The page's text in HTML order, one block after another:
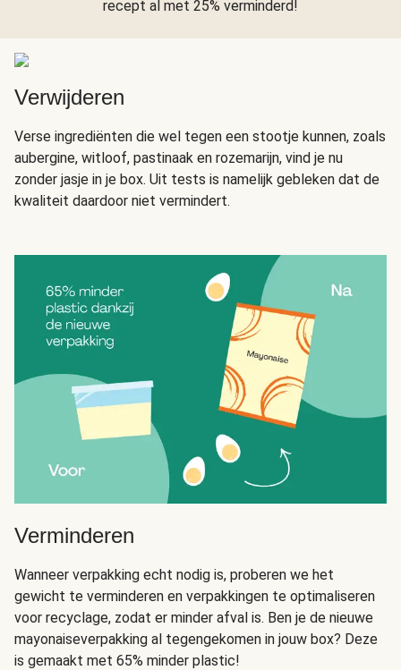
recept al met 25% verminderd!
Verwijderen
Verse ingrediënten die wel tegen een stootje kunnen, zoals
aubergine, witloof, pastinaak en rozemarijn, vind je nu
zonder jasje in je box. Uit tests is namelijk gebleken dat de
kwaliteit daardoor niet vermindert.
Verminderen
Wanneer verpakking echt nodig is, proberen we het
gewicht te verminderen en verpakkingen te optimaliseren
voor recyclage, zodat er minder afval is. Ben je de nieuwe
mayonaiseverpakking al tegengekomen in jouw box? Deze
is gemaakt met 65% minder plastic!